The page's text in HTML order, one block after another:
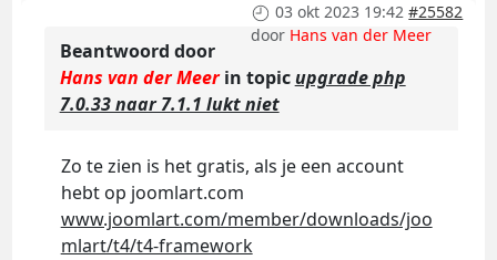
03 okt 2023 19:42 #25582
door Hans van der Meer
Beantwoord door
Hans van der Meerin topicupgrade php
7.0.33 naar 7.1.1 lukt niet
Zo te zien is het gratis, als je een account
hebt op joomlart.com
www.joomlart.com/member/downloads/joo
mlart/t4/t4-framework